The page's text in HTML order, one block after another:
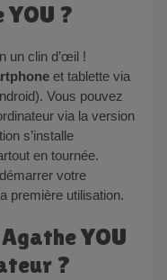
?
et tablette via
Vous pouvez
via la version
s’installe
en tournée.
votre
première utilisation.
?